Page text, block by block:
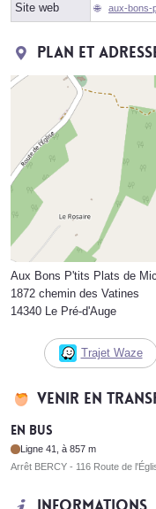
Site web aux-bons-
Plan et
Aux Bons P'tits Plats de
1872 chemin des Vatines
14340 Le Pré-d'Auge
Trajet Waze
Venir en
En bus
Ligne 41, à 857 m
Arrêt BERCY - 116 Route de